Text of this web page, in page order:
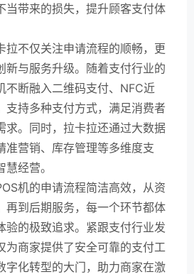
当带来的损失，提升顾客支付体
拉不仅关注申请流程的顺畅，更
新与服务升级。随着支付行业的
不断融入二维码支付、NFC近
支持多种支付方式，满足消费者
求。同时，拉卡拉还通过大数据
准营销、库存管理等多维度支
经营。
机的申请流程简洁高效，从资
再到后期服务，每一个环节都体
验的极致追求。紧跟支付行业发
为商家提供了安全可靠的支付工
字化转型的大门，助力商家在激